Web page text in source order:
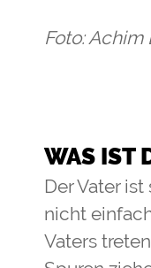
Foto: Achim
WAS IST
Der Vater
nicht
Vaters